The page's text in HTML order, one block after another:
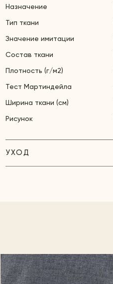
Назначение
Тип ткани
Значение имитации
Состав ткани
Плотность (г/м2)
Тест Мартиндейла
Ширина ткани (см)
Рисунок
УХОД